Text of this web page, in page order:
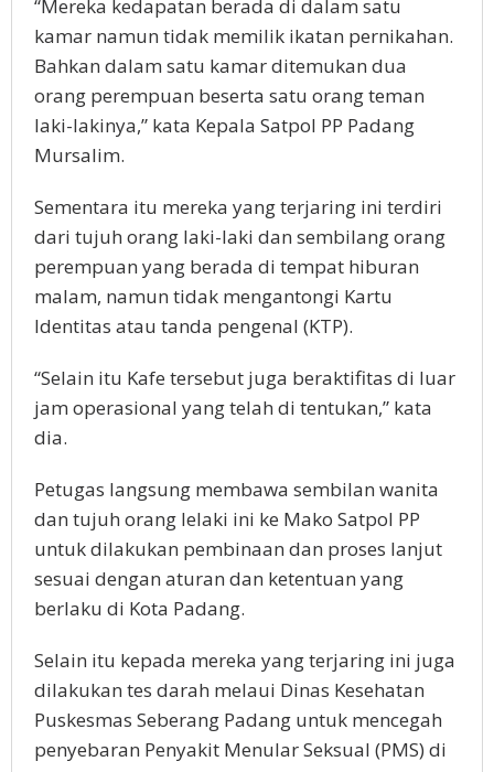
“Mereka kedapatan berada di dalam satu
kamar namun tidak memilik ikatan pernikahan.
Bahkan dalam satu kamar ditemukan dua
orang perempuan beserta satu orang teman
laki-lakinya,” kata Kepala Satpol PP Padang
Mursalim.
Sementara itu mereka yang terjaring ini terdiri
dari tujuh orang laki-laki dan sembilang orang
perempuan yang berada di tempat hiburan
malam, namun tidak mengantongi Kartu
Identitas atau tanda pengenal (KTP).
“Selain itu Kafe tersebut juga beraktifitas di luar
jam operasional yang telah di tentukan,” kata
dia.
Petugas langsung membawa sembilan wanita
dan tujuh orang lelaki ini ke Mako Satpol PP
untuk dilakukan pembinaan dan proses lanjut
sesuai dengan aturan dan ketentuan yang
berlaku di Kota Padang.
Selain itu kepada mereka yang terjaring ini juga
dilakukan tes darah melaui Dinas Kesehatan
Puskesmas Seberang Padang untuk mencegah
penyebaran Penyakit Menular Seksual (PMS) di